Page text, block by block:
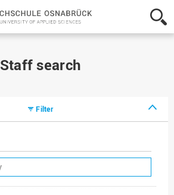
Hochschule
Osnabrück
-
Staff search
Filter